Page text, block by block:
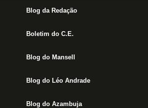
Blog da Redação
Boletim do C.E.
Blog do Mansell
Blog do Léo Andrade
Blog do Azambuja
campeão e desabafa:
tentaram me parar’